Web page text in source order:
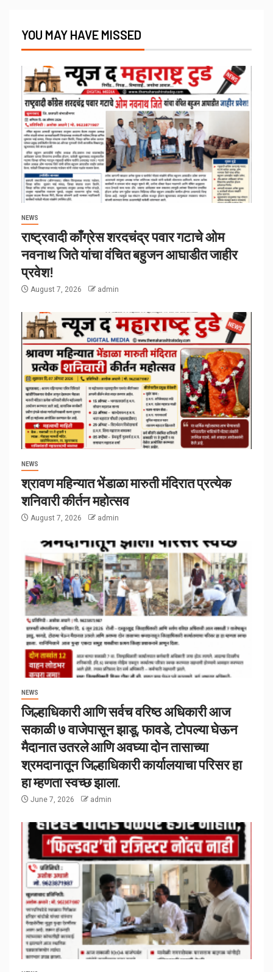
YOU MAY HAVE MISSED
NEWS
राष्ट्रवादी काँग्रेस शरदचंद्र पवार गटाचे ओम
नवनाथ जिते यांचा वंचित बहुजन आघाडीत जाहीर
प्रवेश!
August 7, 2026 admin
NEWS
श्रावण महिन्यात भेंडाळा मारुती मंदिरात प्रत्येक
शनिवारी कीर्तन महोत्सव
August 7, 2026 admin
NEWS
जिल्हाधिकारी आणि सर्वच वरिष्ठ अधिकारी आज
सकाळी ७ वाजेपासून झाडू, फावडे, टोपल्या घेऊन
मैदानात उतरले आणि अवघ्या दोन तासाच्या
श्रमदानातून जिल्हाधिकारी कार्यालयाचा परिसर हा
हा म्हणता स्वच्छ झाला.
June 7, 2026 admin